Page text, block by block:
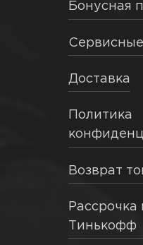
Бонусная
Сервисные
Доставка
Политика
Возврат
Рассрочка
Тинькофф